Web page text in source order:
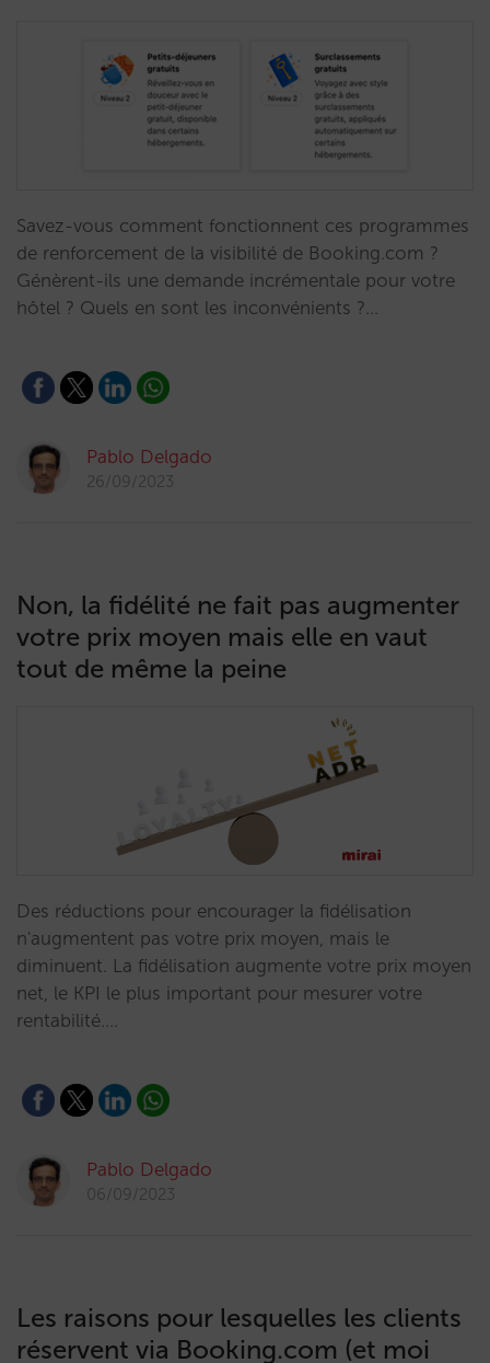
Savez-vous comment fonctionnent ces programmes
de renforcement de la visibilité de Booking.com ?
Génèrent-ils une demande incrémentale pour votre
hôtel ? Quels en sont les inconvénients ?…
Pablo Delgado
26/09/2023
Non, la fidélité ne fait pas augmenter
votre prix moyen mais elle en vaut
tout de même la peine
Des réductions pour encourager la fidélisation
n'augmentent pas votre prix moyen, mais le
diminuent. La fidélisation augmente votre prix moyen
net, le KPI le plus important pour mesurer votre
rentabilité.…
Pablo Delgado
06/09/2023
Les raisons pour lesquelles les clients
réservent via Booking.com (et moi